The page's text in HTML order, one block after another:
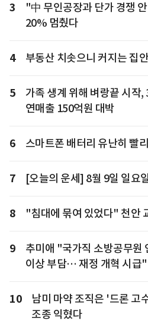
3
"中 무인공장과 단가 경쟁
20% 멈췄다
4 부동산 치솟으니 커지는 집
5
가족 생계 위해 벼랑끝 시작
연매출 150억원 대박
6 스마트폰 배터리 유난히 빨
7 [오늘의 운세] 8월 9일 일요
8 "침대에 묶여 있었다" 천안
9
추미애 "국가직 소방공무원
이상 부담… 재정 개혁 시급"
10
남미 마약 조직은 '드론 고
조종 익혔다